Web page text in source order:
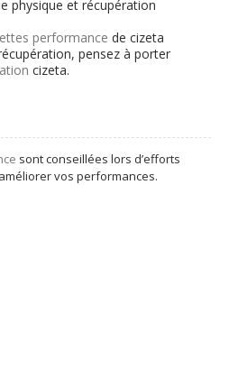
physique et récupération
performance de cizeta
pensez à porter
cizeta.
sont conseillées lors d’efforts
vos performances.